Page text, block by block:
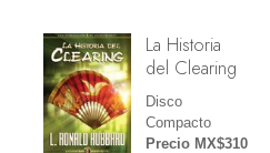
La Historia
del Clearing
Disco
Compacto
Precio MX$310